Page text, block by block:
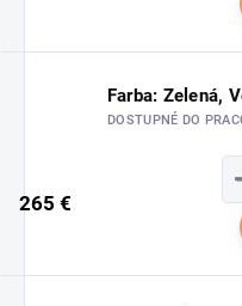
Farba: Zelená,
DOSTUPNÉ DO
265 €